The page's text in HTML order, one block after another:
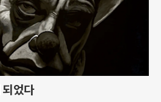
었다